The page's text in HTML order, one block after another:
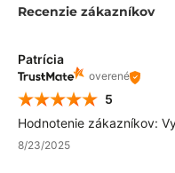
Recenzie zákazníkov
Patrícia
overené
5
Hodnotenie zákazníkov:
8/23/2025